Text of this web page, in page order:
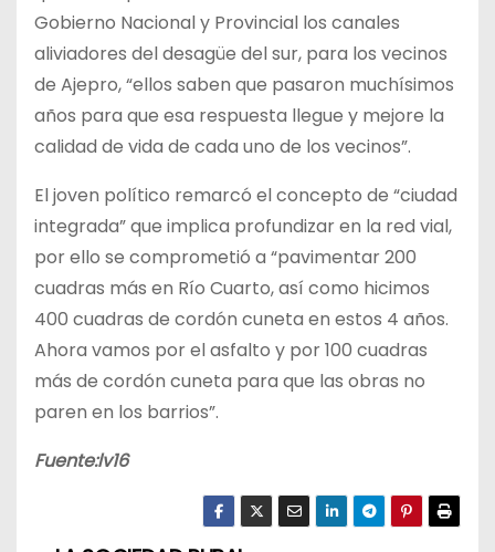
Gobierno Nacional y Provincial los canales
aliviadores del desagüe del sur, para los vecinos
de Ajepro, “ellos saben que pasaron muchísimos
años para que esa respuesta llegue y mejore la
calidad de vida de cada uno de los vecinos”.
El joven político remarcó el concepto de “ciudad
integrada” que implica profundizar en la red vial,
por ello se comprometió a “pavimentar 200
cuadras más en Río Cuarto, así como hicimos
400 cuadras de cordón cuneta en estos 4 años.
Ahora vamos por el asfalto y por 100 cuadras
más de cordón cuneta para que las obras no
paren en los barrios”.
Fuente:lv16